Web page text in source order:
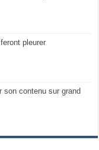
pleurer
son contenu sur grand